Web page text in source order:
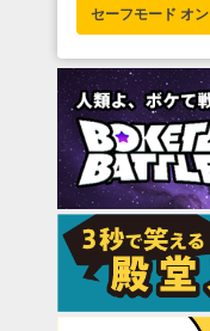
セーフモード オン